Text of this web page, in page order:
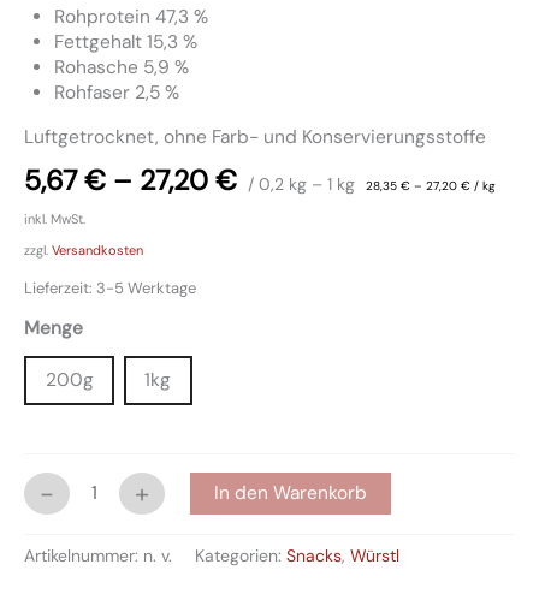
Rohprotein 47,3 %
Fettgehalt 15,3 %
Rohasche 5,9 %
Rohfaser 2,5 %
Luftgetrocknet, ohne Farb- und Konservierungsstoffe
5,67€ – 27,20 € / 0,2 kg – 1 kg 28,35 € – 27,20 € / kg
inkl. MwSt.
zzgl. Versandkosten
Lieferzeit: 3-5 Werktage
Menge
200g 1kg
- + In den Warenkorb
Artikelnummer: n. v. Kategorien: Snacks, Würstl